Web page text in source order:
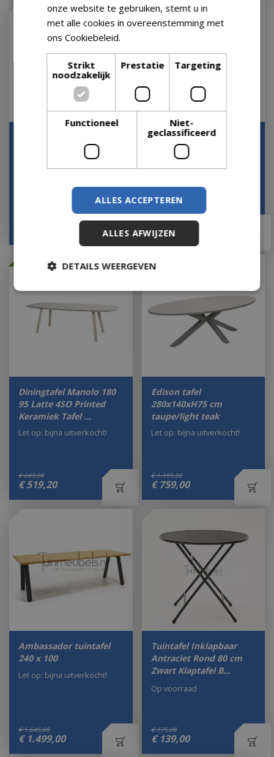
Let op: bijna uitverkocht!
Loungetafel Donato 160
Latte Rond 4SO Low
Dining Tafel Buit…
€ 1.129,00
€959
Diningtafel Manolo 180
95 Latte 4SO Printed
Keramiek Tafel …
€ 649,00
€ 519,20
Let op: bijna uitverkocht!
Edison tafel
280x140xH75 cm
taupe/light teak
€ 1.199,00
€ 759,00
Let op: bijna uitverkocht!
Ambassador tuintafel
240 x 100
€ 1.645,00
€ 1.499,00
Let op: bijna uitverkocht!
Tuintafel Inklapbaar
Antraciet Rond 80 cm
Zwart Klaptafel B…
€ 175,00
€ 139,00
Op voorraad
onze website te gebruiken, stemt u in
met alle cookies in overeenstemming met
ons Cookiebeleid.
Strikt
noodzakelijk
Prestatie Targeting
Functioneel
Niet-
geclassificeerd
ALLES ACCEPTEREN
ALLES AFWIJZEN
DETAILS WEERGEVEN